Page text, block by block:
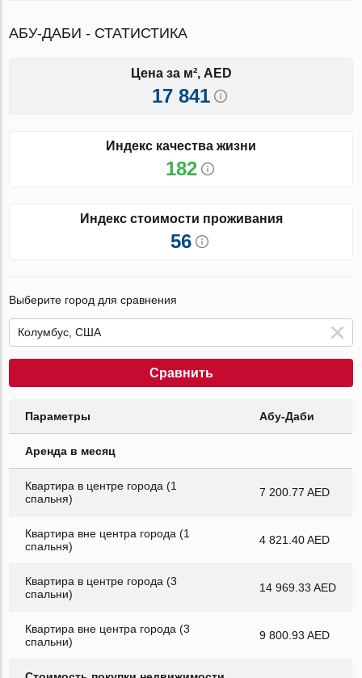
АБУ-ДАБИ - СТАТИСТИКА
Цена за м², AED
17 841
Индекс качества жизни
182
Индекс стоимости проживания
56
Выберите город для сравнения
Сравнить
Параметры Абу-Даби
Аренда в месяц
Квартира в центре города (1
спальня)
7 200.77 AED
Квартира вне центра города (1
спальня)
4 821.40 AED
Квартира в центре города (3
спальни)
14 969.33 AED
Квартира вне центра города (3
спальни)
9 800.93 AED